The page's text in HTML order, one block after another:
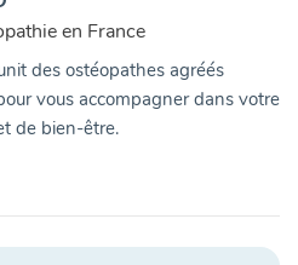
en France
des ostéopathes agréés
vous accompagner dans votre
de bien-être.